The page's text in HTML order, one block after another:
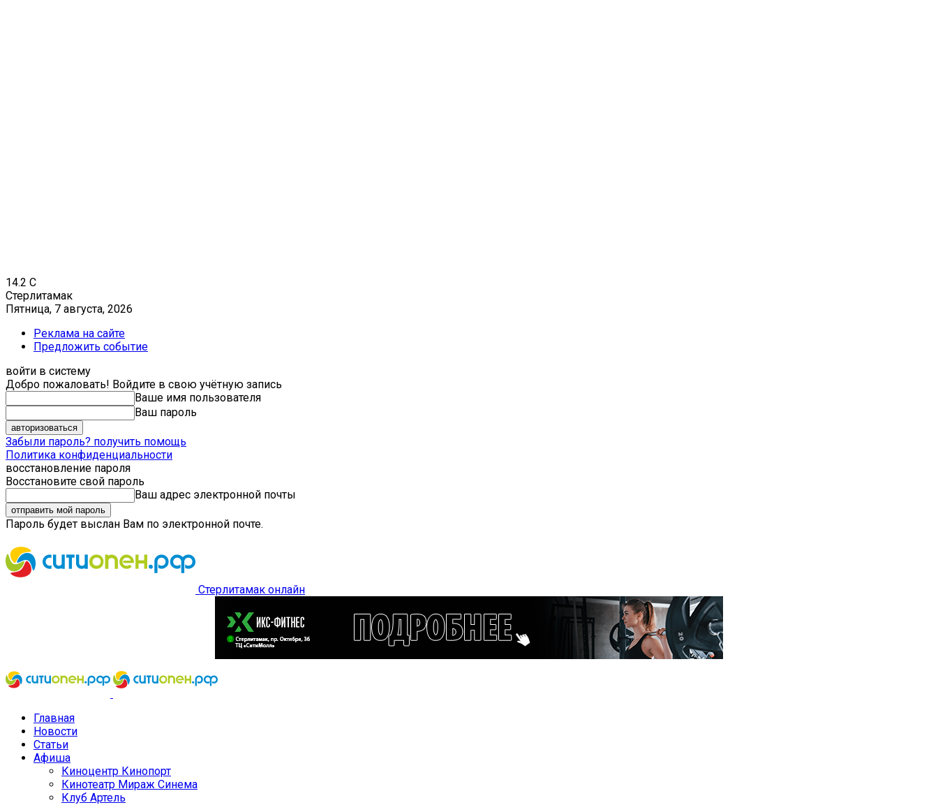
14.2 C
Стерлитамак
Пятница, 7 августа, 2026
Реклама на сайте
Предложить событие
войти в систему
Добро пожаловать! Войдите в свою учётную запись
Ваше имя пользователя
Ваш пароль
Забыли пароль? получить помощь
Политика конфиденциальности
восстановление пароля
Восстановите свой пароль
Ваш адрес электронной почты
Пароль будет выслан Вам по электронной почте.
Стерлитамак онлайн
Главная
Новости
Статьи
Афиша
Киноцентр Кинопорт
Кинотеатр Мираж Синема
Клуб Артель